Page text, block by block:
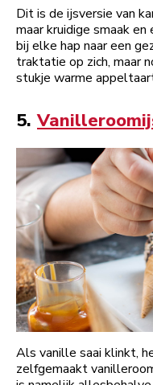
Dit is de ijsversie van
maar kruidige smaak
bij elke hap naar een
traktatie op zich, maar
stukje warme
5.
Als vanille saai klinkt,
zelfgemaakt